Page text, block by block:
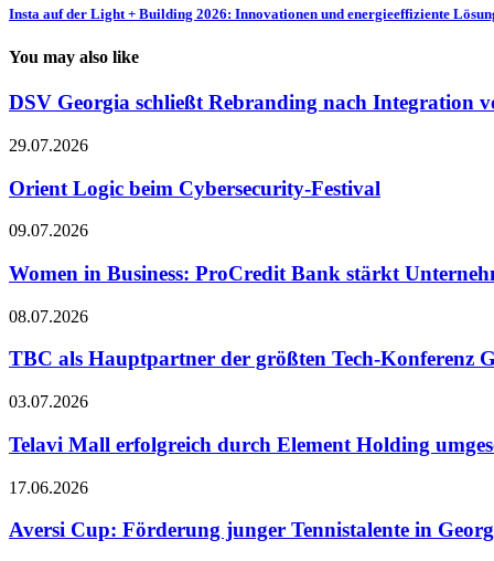
Insta auf der Light + Building 2026: Innovationen und energieeffiziente
You may also like
DSV Georgia schließt Rebranding nach Integration
29.07.2026
Orient Logic beim Cybersecurity-Festival
09.07.2026
Women in Business: ProCredit Bank stärkt
08.07.2026
TBC als Hauptpartner der größten Tech-Konferenz
03.07.2026
Telavi Mall erfolgreich durch Element Holding
17.06.2026
Aversi Cup: Förderung junger Tennistalente in